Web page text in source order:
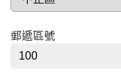
郵遞區號